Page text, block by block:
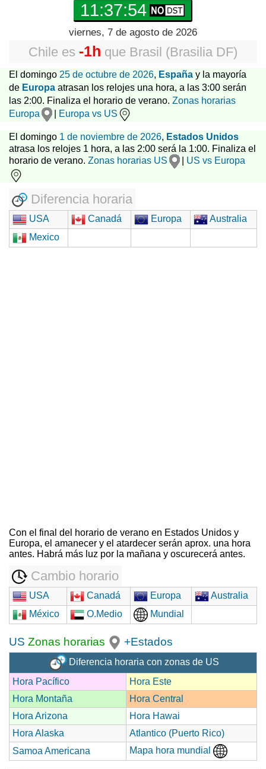
11:37:55
viernes, 7 de agosto de 2026
Chile es -1h que Brasil (Brasilia DF)
El domingo 25 de octubre de 2026, España y la mayoría
de Europa atrasan los relojes una hora, a las 3:00 serán
las 2:00. Finaliza el horario de verano. Zonas horarias
Europa
Europa vs US
El domingo 1 de noviembre de 2026, Estados Unidos
atrasa los relojes 1 hora, a las 2:00 será la 1:00. Finaliza el
horario de verano. Zonas horarias US US vs Europa
Diferencia horaria
USA Canadá Europa
Australia
Mexico
Con el final del horario de verano en Estados Unidos y
Europa, el amanecer y el atardecer serán aprox. una hora
antes. Habrá más luz por la mañana y oscurecerá antes.
Cambio horario
USA Canadá Europa
Australia
México
O.Medio Mundial
US Zonas horarias +Estados
Diferencia horaria con zonas de US
Hora Pacífico
Hora Este
Hora Montaña
Hora Central
Hora Arizona
Hora Hawai
Hora Alaska
Atlantico (Puerto Rico)
Samoa Americana
Mapa hora mundial